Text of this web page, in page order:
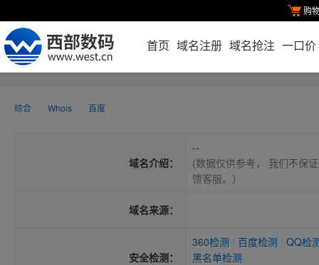
购
首页 域名注册 域名抢注 一口价
综合 Whois 百度
域名介绍：
--
(数据仅供参考， 我们不保
馈客服。）
域名来源：
安全检测：
360检测 百度检测
QQ检
黑名单检测